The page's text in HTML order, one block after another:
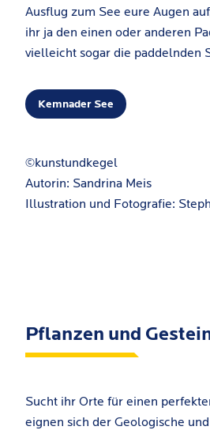
Ausflug zum See eure Augen
ihr ja den einen oder anderen
vielleicht sogar die paddelnden
Kemnader See
©kunstundkegel
Autorin: Sandrina Meis
Illustration und Fotografie:
Pflanzen und
Sucht ihr Orte für einen
eignen sich der Geologische